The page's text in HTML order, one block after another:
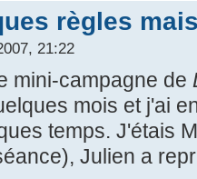
règles
21:22
mini-campagne de
mois et j'ai
temps. J'étais
Julien a